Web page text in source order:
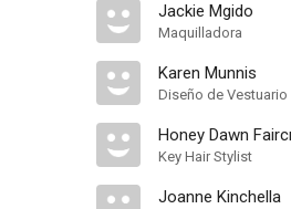
Jackie Mgido
Maquilladora
Karen Munnis
Diseño de Vestuario
Honey Dawn
Key Hair Stylist
Joanne Kinchella